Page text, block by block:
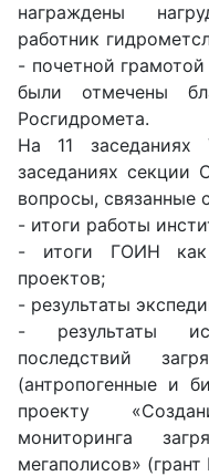
награждены
работник
- почетной
были отмечены
Росгидромета.
На 11
заседаниях
вопросы, связанные
- итоги работы
- итоги ГОИН как
проектов;
- результаты
- результаты
последствий
(антропогенные и
проекту
мониторинга
мегаполисов»